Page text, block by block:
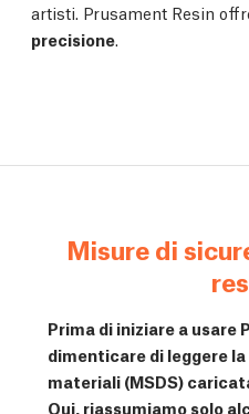
artisti. Prusament Resin
precisione
Misure di
Prima di iniziare a usare
dimenticare di leggere
materiali (MSDS)
Qui, riassumiamo solo